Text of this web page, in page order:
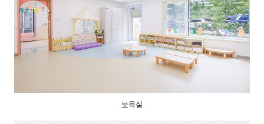
보육실